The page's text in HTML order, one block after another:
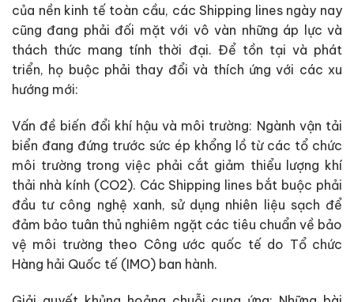
của nền kinh tế toàn cầu, các Shipping lines ngày nay
cũng đang phải đối mặt với vô vàn những áp lực và
thách thức mang tính thời đại. Để tồn tại và phát
triển, họ buộc phải thay đổi và thích ứng với các xu
hướng mới:
Vấn đề biến đổi khí hậu và môi trường: Ngành vận tải
biển đang đứng trước sức ép khổng lồ từ các tổ chức
môi trường trong việc phải cắt giảm thiểu lượng khí
thải nhà kính (CO2). Các Shipping lines bắt buộc phải
đầu tư công nghệ xanh, sử dụng nhiên liệu sạch để
đảm bảo tuân thủ nghiêm ngặt các tiêu chuẩn về bảo
vệ môi trường theo Công ước quốc tế do Tổ chức
Hàng hải Quốc tế (IMO) ban hành.